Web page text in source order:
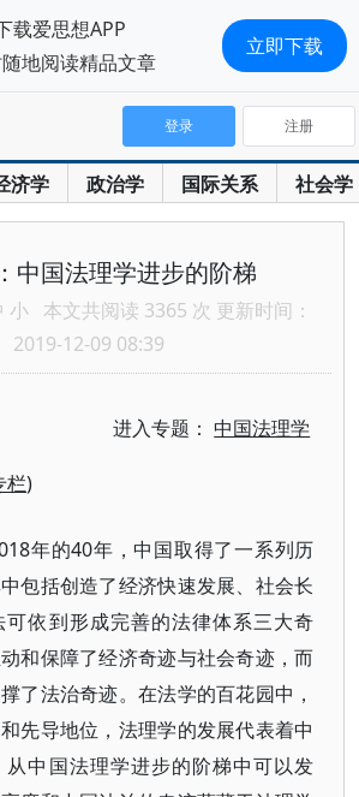
济学 政治学 国际关系 社会学
登录 注册
中国法理学进步的阶梯
小 本文共阅读 3365 次 更新时间：
2019-12-09 08:39
进入专题：中国法理学
栏)
年的40年，中国取得了一系列历
包括创造了经济快速发展、社会长
依到形成完善的法律体系三大奇
和保障了经济奇迹与社会奇迹，而
了法治奇迹。在法学的百花园中，
先导地位，法理学的发展代表着中
从中国法理学进步的阶梯中可以发
载爱思想APP
地阅读精品文章
立即下载